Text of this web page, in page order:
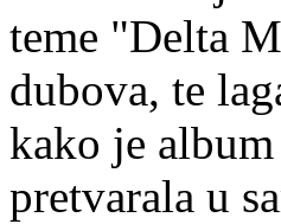
teme "Delta
dubova, te
kako je
pretvarala u